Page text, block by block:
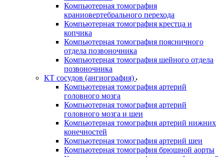
Компьютерная томография
краниовертебрального перехода
Компьютерная томография крестца и
копчика
Компьютерная томография поясничного
отдела позвоночника
Компьютерная томография шейного отдела
позвоночника
КТ сосудов (ангиография)
Компьютерная томография артерий
головного мозга
Компьютерная томография артерий
головного мозга и шеи
Компьютерная томография артерий нижних
конечностей
Компьютерная томография артерий шеи
Компьютерная томография брюшной аорты